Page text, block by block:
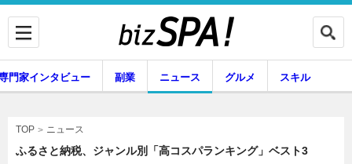
門家インタビュー 副業 ニュース グルメ スキル
TOP ニュース
ふるさと納税、ジャンル別「高コスパランキング」ベスト3